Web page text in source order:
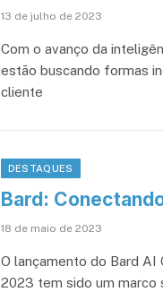
13 de julho de 2023
Com o avanço da
estão buscando formas
cliente
DESTAQUES
Bard:
18 de maio de 2023
O lançamento do Bard
2023 tem sido um marco